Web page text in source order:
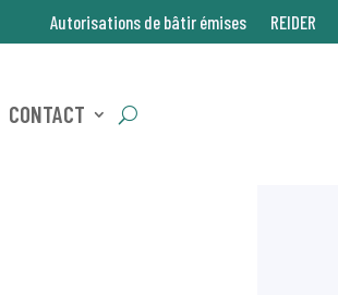
Autorisations de bâtir émises REIDER
CONTACT